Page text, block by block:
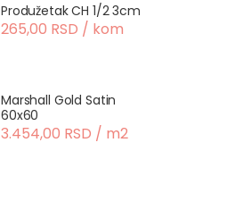
Produžetak CH 1/2 3cm
265,00 RSD / kom
Marshall Gold Satin
60x60
3.454,00 RSD / m2